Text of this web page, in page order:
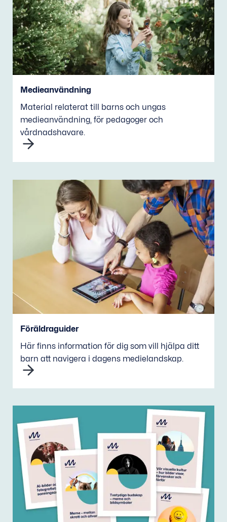
Medieanvändning
Material relaterat till barns och ungas
medieanvändning, för pedagoger och
vårdnadshavare.
Föräldraguider
Här finns information för dig som vill hjälpa ditt
barn att navigera i dagens medielandskap.